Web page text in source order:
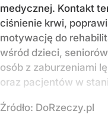
medycznej. Kontakt
ciśnienie krwi,
motywację do
wśród dzieci,
osób z zaburzeniami
oraz pacjentów w
Źródło: DoRzeczy.pl